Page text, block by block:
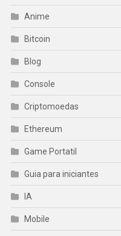
Anime
Bitcoin
Blog
Console
Criptomoedas
Ethereum
Game Portatil
Guia para iniciantes
IA
Mobile